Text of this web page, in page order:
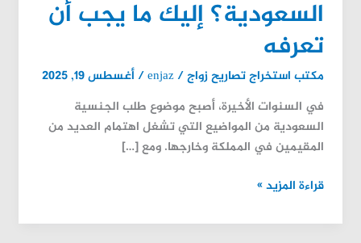
السعودية؟ إليك ما يجب أن
تعرفه
مكتب استخراج تصاريح زواج/
enjaz
/ أغسطس 19, 2025
في السنوات الأخيرة، أصبح موضوع طلب الجنسية
السعودية من المواضيع التي تشغل اهتمام العديد من
المقيمين في المملكة وخارجها. ومع […]
قراءة المزيد »